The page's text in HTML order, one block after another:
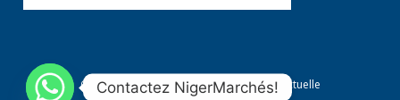
Conditions générales Propriété Intellectuelle
Contactez NigerMarchés!